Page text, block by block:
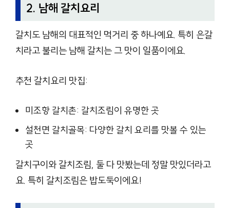
2. 남해 갈치요리
갈치도 남해의 대표적인 먹거리 중 하나예요. 특히 은갈
치라고 불리는 남해 갈치는 그 맛이 일품이에요.
추천 갈치요리 맛집:
미조항 갈치촌: 갈치조림이 유명한 곳
설천면 갈치골목: 다양한 갈치 요리를 맛볼 수 있는
곳
갈치구이와 갈치조림, 둘 다 맛봤는데 정말 맛있더라고
요. 특히 갈치조림은 밥도둑이에요!